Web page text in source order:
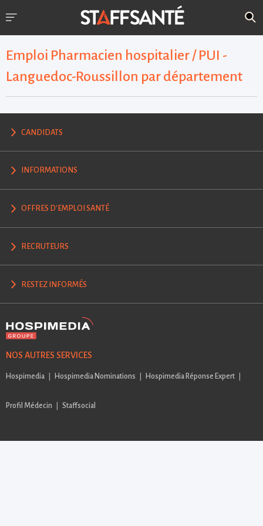
Emploi Pharmacien hospitalier / PUI -
Languedoc-Roussillon par département
CANDIDATS
INFORMATIONS
OFFRES D'EMPLOI SANTÉ
RECRUTEURS
RESTEZ INFORMÉS
NOS AUTRES SERVICES
Hospimedia Hospimedia Nominations Hospimedia Réponse Expert
Profil Médecin Staffsocial